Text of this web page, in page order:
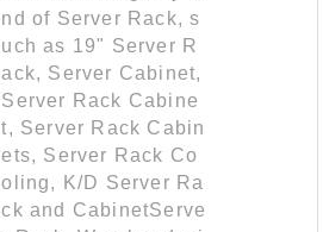
nd of Server Rack, s
uch as 19" Server R
ack, Server Cabinet,
Server Rack Cabine
t, Server Rack Cabin
ets, Server Rack Co
oling, K/D Server Ra
ck and CabinetServe